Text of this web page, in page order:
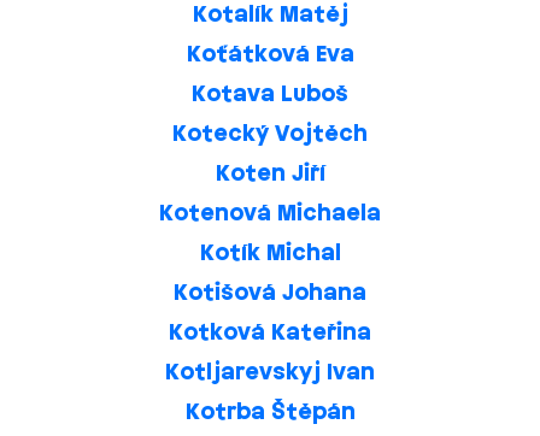
Kotalík Matěj
Koťátková Eva
Kotava Luboš
Kotecký Vojtěch
Koten Jiří
Kotenová Michaela
Kotík Michal
Kotišová Johana
Kotková Kateřina
Kotljarevskyj Ivan
Kotrba Štěpán